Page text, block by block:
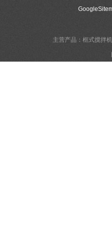
主营产品：框式搅拌